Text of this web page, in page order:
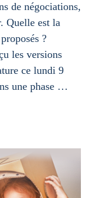
de négociations,
Quelle est la
?
les versions
ce lundi 9
une phase …